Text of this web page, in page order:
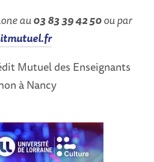
au03 83 39 42 50ou par
Mutuel des Enseignants
à Nancy